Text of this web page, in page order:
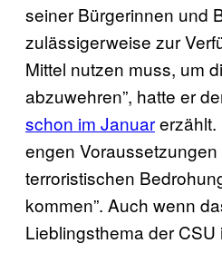
seiner Bürgerinnen und
zulässigerweise zur
Mittel nutzen muss, um
abzuwehren”, hatte er
schon im Januarerzählt.
engen
terroristischen
kommen”. Auch wenn
Lieblingsthema der CSU